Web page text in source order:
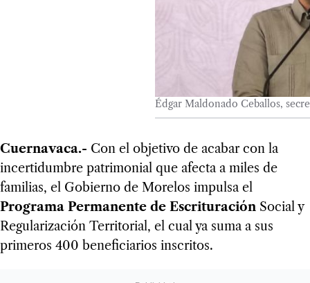
Édgar Maldonado Ceballos,
Cuernavaca.- Con el objetivo de acabar con la
incertidumbre patrimonial que afecta a miles de
familias, el Gobierno de Morelos impulsa el
Programa Permanente de Escrituración Social y
Regularización Territorial, el cual ya suma a sus
primeros 400 beneficiarios inscritos.